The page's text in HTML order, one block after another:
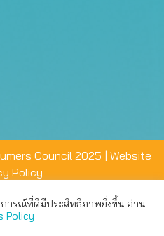
Council 2025 | Website
Policy
การณ์ที่ดีมีประสิทธิภาพยิ่งขึ้น อ่าน
Policy
ารณ์การใช้งานที่ดีให้แก่ท่าน คุณ
วได้